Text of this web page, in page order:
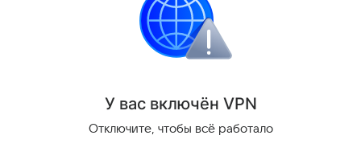
У вас включён VPN
Отключите, чтобы всё работало